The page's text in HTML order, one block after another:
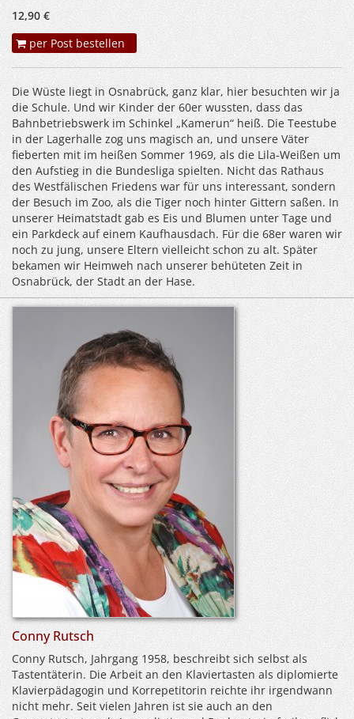
12,90 €
per Post bestellen
Die Wüste liegt in Osnabrück, ganz klar, hier besuchten wir ja
die Schule. Und wir Kinder der 60er wussten, dass das
Bahnbetriebswerk im Schinkel „Kamerun“ heiß. Die Teestube
in der Lagerhalle zog uns magisch an, und unsere Väter
fieberten mit im heißen Sommer 1969, als die Lila-Weißen um
den Aufstieg in die Bundesliga spielten. Nicht das Rathaus
des Westfälischen Friedens war für uns interessant, sondern
der Besuch im Zoo, als die Tiger noch hinter Gittern saßen. In
unserer Heimatstadt gab es Eis und Blumen unter Tage und
ein Parkdeck auf einem Kaufhausdach. Für die 68er waren wir
noch zu jung, unsere Eltern vielleicht schon zu alt. Später
bekamen wir Heimweh nach unserer behüteten Zeit in
Osnabrück, der Stadt an der Hase.
Conny Rutsch
Conny Rutsch, Jahrgang 1958, beschreibt sich selbst als
Tastentäterin. Die Arbeit an den Klaviertasten als diplomierte
Klavierpädagogin und Korrepetitorin reichte ihr irgendwann
nicht mehr. Seit vielen Jahren ist sie auch an den